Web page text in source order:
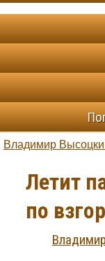
Владимир
Летит
по